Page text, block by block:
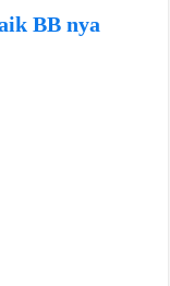
BB nya